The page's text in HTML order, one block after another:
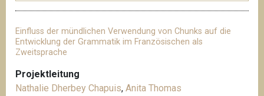
Einfluss der mündlichen Verwendung von Chunks auf die
Entwicklung der Grammatik im Französischen als
Zweitsprache
Projektleitung
Nathalie Dherbey Chapuis, Anita Thomas